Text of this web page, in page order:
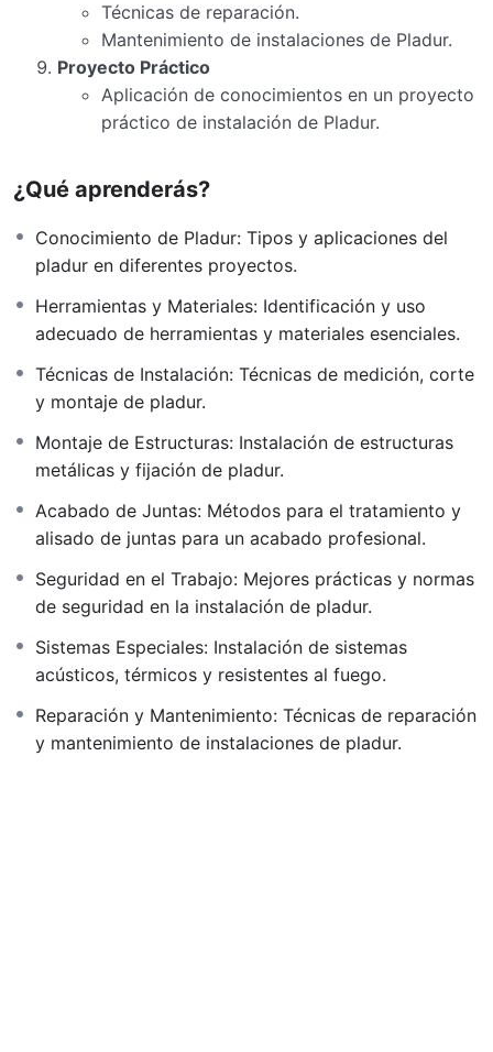
Técnicas de reparación.
Mantenimiento de instalaciones de Pladur.
Proyecto Práctico
Aplicación de conocimientos en un proyecto
práctico de instalación de Pladur.
¿Qué aprenderás?
Conocimiento de Pladur: Tipos y aplicaciones del
pladur en diferentes proyectos.
Herramientas y Materiales: Identificación y uso
adecuado de herramientas y materiales esenciales.
Técnicas de Instalación: Técnicas de medición, corte
y montaje de pladur.
Montaje de Estructuras: Instalación de estructuras
metálicas y fijación de pladur.
Acabado de Juntas: Métodos para el tratamiento y
alisado de juntas para un acabado profesional.
Seguridad en el Trabajo: Mejores prácticas y normas
de seguridad en la instalación de pladur.
Sistemas Especiales: Instalación de sistemas
acústicos, térmicos y resistentes al fuego.
Reparación y Mantenimiento: Técnicas de reparación
y mantenimiento de instalaciones de pladur.